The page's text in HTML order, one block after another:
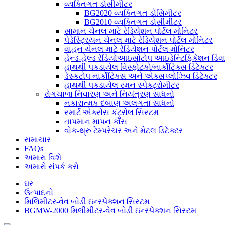
વ્યક્તિગત ડોસીમીટર
BG2020 વ્યક્તિગત ડોસિમીટર
BG2010 વ્યક્તિગત ડોસીમીટર
સામાન ચેનલ માટે રેડિયેશન પોર્ટલ મોનિટર
પેડેસ્ટ્રિયન ચેનલ માટે રેડિયેશન પોર્ટલ મોનિટર
વાહન ચેનલ માટે રેડિયેશન પોર્ટલ મોનિટર
હેન્ડ-હેલ્ડ રેડિયોઆઇસોટોપ આઇડેન્ટિફિકેશન
હાથથી પકડાયેલ વિસ્ફોટકો/નાર્કોટિક્સ ડિટેક્ટર
ડેસ્કટોપ નાર્કોટિક્સ અને એક્સપ્લોઝિવ ડિટેક્ટર
હાથથી પકડાયેલ રમન સ્પેક્ટ્રોમીટર
રોગચાળા નિવારણ અને નિયંત્રણ સાધનો
નકારાત્મક દબાણ અલગતા સાધનો
સ્માર્ટ એક્સેસ કંટ્રોલ સિસ્ટમ
તાપમાન માપન કૌંસ
વોક-થ્રુ ટેમ્પરેચર અને મેટલ ડિટેક્ટર
સમાચાર
FAQs
અમારા વિશે
અમારો સંપર્ક કરો
ઘર
ઉત્પાદનો
મિલિમીટર-વેવ બોડી ઇન્સ્પેક્શન સિસ્ટમ
BGMW-2000 મિલીમીટર-વેવ બોડી ઇન્સ્પેક્શન સિસ્ટમ